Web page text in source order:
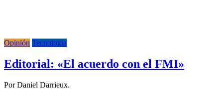
Opinión Tecnología
Editorial: «El acuerdo con el FMI»
Por Daniel Darrieux.